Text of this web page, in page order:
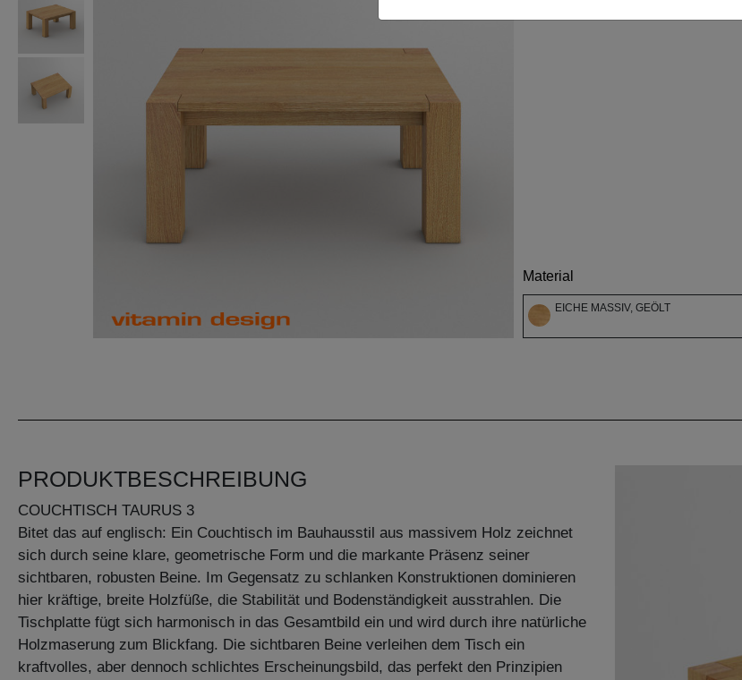
Material
EICHE MASSIV, GEÖLT
PRODUKTBESCHREIBUNG
COUCHTISCH TAURUS 3
Bitet das auf englisch: Ein Couchtisch im Bauhausstil aus massivem Holz zeichnet
sich durch seine klare, geometrische Form und die markante Präsenz seiner
sichtbaren, robusten Beine. Im Gegensatz zu schlanken Konstruktionen dominieren
hier kräftige, breite Holzfüße, die Stabilität und Bodenständigkeit ausstrahlen. Die
Tischplatte fügt sich harmonisch in das Gesamtbild ein und wird durch ihre natürliche
Holzmaserung zum Blickfang. Die sichtbaren Beine verleihen dem Tisch ein
kraftvolles, aber dennoch schlichtes Erscheinungsbild, das perfekt den Prinzipien